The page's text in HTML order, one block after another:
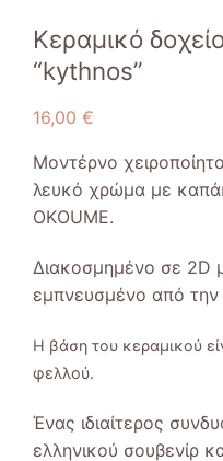
Κεραμικό
“kythnos”
16,00 €
Μοντέρνο
λευκό χρώμα με
OKΟUME.
Διακοσμημένο σε 2D
εμπνευσμένο από την
Η βάση του κεραμικού
φελλού.
Ένας ιδιαίτερος
ελληνικού σουβενίρ